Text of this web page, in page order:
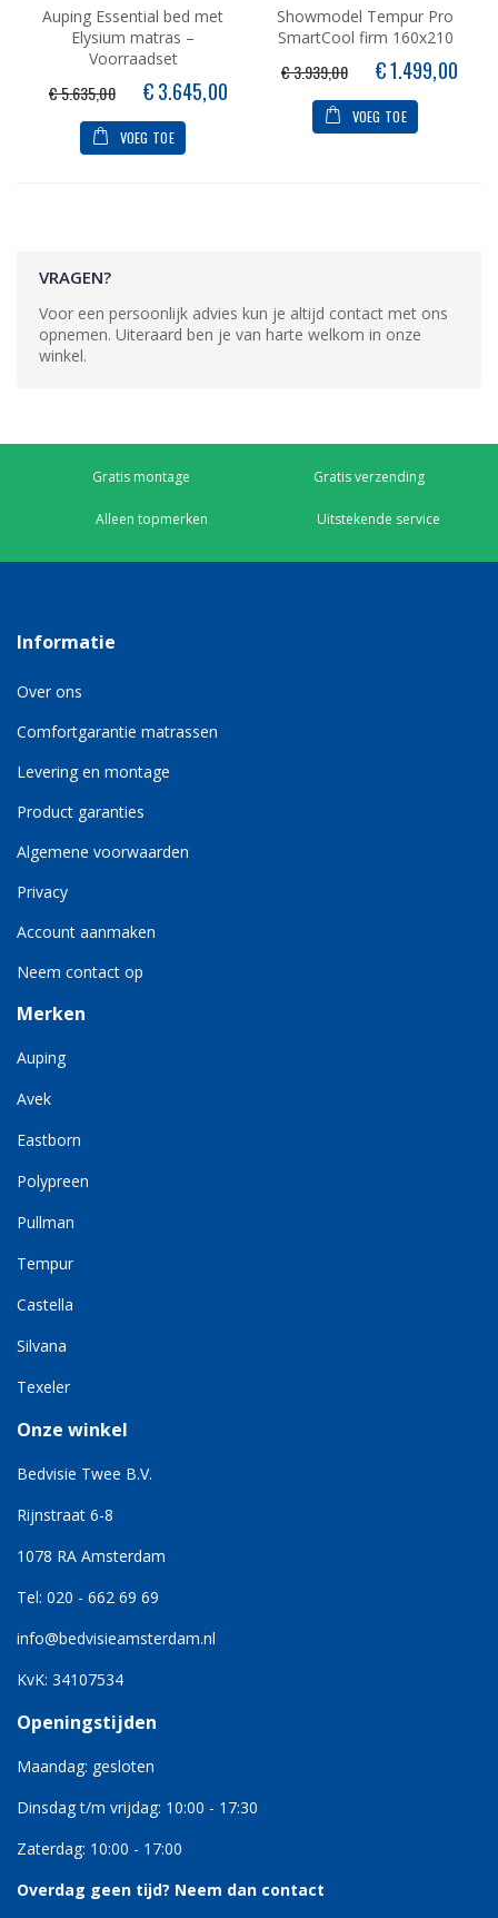
Auping Essential bed met
Elysium matras –
Voorraadset
€ 5.635,00
Speciale
prijs
€ 3.645,00
VOEG TOE
Showmodel Tempur Pro
SmartCool firm 160x210
€ 3.939,00
Speciale
prijs
€ 1.499,00
VOEG TOE
VRAGEN?
Voor een persoonlijk advies kun je altijd contact met ons
opnemen. Uiteraard ben je van harte welkom in onze
winkel.
Gratis montage Gratis verzending
Alleen topmerken Uitstekende service
Informatie
Over ons
Comfortgarantie matrassen
Levering en montage
Product garanties
Algemene voorwaarden
Privacy
Account aanmaken
Neem contact op
Merken
Auping
Avek
Eastborn
Polypreen
Pullman
Tempur
Castella
Silvana
Texeler
Onze winkel
Bedvisie Twee B.V.
Rijnstraat 6-8
1078 RA Amsterdam
Tel: 020 - 662 69 69
info@bedvisieamsterdam.nl
KvK: 34107534
Openingstijden
Maandag: gesloten
Dinsdag t/m vrijdag: 10:00 - 17:30
Zaterdag: 10:00 - 17:00
Overdag geen tijd? Neem dan contact